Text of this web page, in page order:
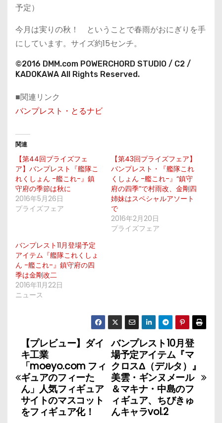
予定）
今月は実りの秋！ ということで春雨がおにぎりを手
にしています。サイズ約15センチ。
©2016 DMM.com POWERCHORD STUDIO / C2 /
KADOKAWA All Rights Reserved.
■関連リンク
バンプレスト・とるナビ
関連
【第44回プライズフェ
ア】バンプレスト『艦隊こ
れくしょん -艦これ-』鎮
守府の季節は秋に
2016年5月26日
プライズフェア
【第43回プライズフェア】
バンプレスト・『艦隊これ
くしょん -艦これ-』“鎮守
府の四季”で村雨改、金剛四
姉妹はスペシャルアソート
で
2016年2月20日
プライズフェア
バンプレスト11月登場予定
アイテム『艦隊これくしょ
ん -艦これ-』鎮守府の四
季は金剛改二
2016年11月22日
ニュース
投
稿
ナ
ビ
バンプレスト10月登
場予定アイテム『マ
クロスΔ（デルタ）』
美雲・ギンヌメール
＆マキナ・中島のフ
ィギュア、ちびきゅ
んキャラvol.2
【プレビュー】ダイ
キ工業
「moeyo.com フィ
ギュアのフィーた
ん」人気フィギュア
サイトのマスコット
をフィギュア化！